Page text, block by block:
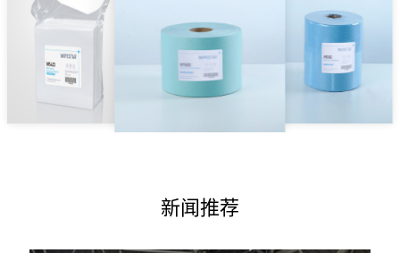
新闻推荐